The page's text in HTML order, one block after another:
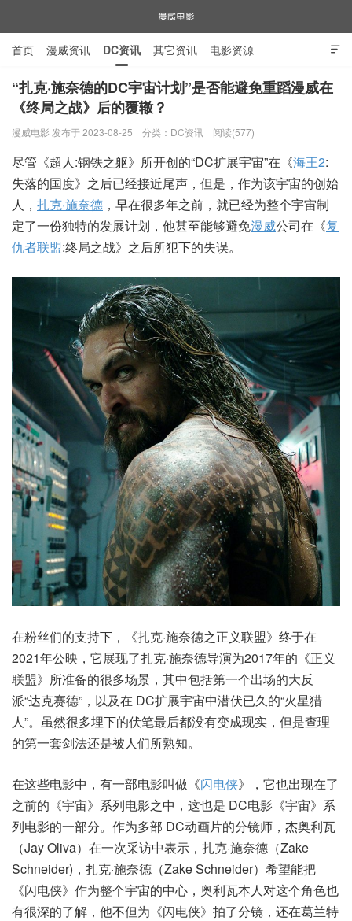
漫威电影

首页 漫威资讯 DC资讯 其它资讯 电影资源
电视剧资源 漫威图片
“扎克·施奈德的DC宇宙计划”是否能避免重蹈漫威在
《终局之战》后的覆辙？
漫威电影 发布于 2023-08-25 分类： DC资讯 阅读(577)
尽管《超人:钢铁之躯》所开创的“DC扩展宇宙”在《海王2:
失落的国度》之后已经接近尾声，但是，作为该宇宙的创始
人， 扎克·施奈德 ，早在很多年之前，就已经为整个宇宙制
定了一份独特的发展计划，他甚至能够避免漫威公司在《复
仇者联盟:终局之战》之后所犯下的失误。
在粉丝们的支持下，《扎克·施奈德之正义联盟》终于在
2021年公映，它展现了扎克·施奈德导演为2017年的《正义
联盟》所准备的很多场景，其中包括第一个出场的大反
派“达克赛德”，以及在 DC扩展宇宙中潜伏已久的“火星猎
人”。虽然很多埋下的伏笔最后都没有变成现实，但是查理
的第一套剑法还是被人们所熟知。
在这些电影中，有一部电影叫做《闪电侠》，它也出现在了
之前的《宇宙》系列电影之中，这也是 DC电影《宇宙》系
列电影的一部分。作为多部 DC动画片的分镜师，杰奥利瓦
（Jay Oliva）在一次采访中表示，扎克·施奈德（Zake
Schneider)，扎克·施奈德（Zake Schneider）希望能把
《闪电侠》作为整个宇宙的中心，奥利瓦本人对这个角色也
有很深的了解，他不但为《闪电侠》拍了分镜，还在葛兰特